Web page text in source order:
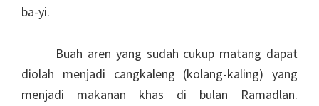
ba-yi.
Buah aren yang sudah cukup matang dapat
diolah menjadi cangkaleng (kolang-kaling) yang
menjadi makanan khas di bulan Ramadlan.